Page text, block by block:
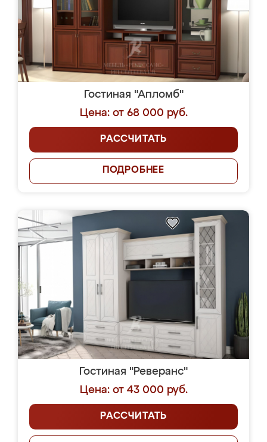
Гостиная "Апломб"
Цена: от 68 000 руб.
РАССЧИТАТЬ
ПОДРОБНЕЕ
Гостиная "Реверанс"
Цена: от 43 000 руб.
РАССЧИТАТЬ